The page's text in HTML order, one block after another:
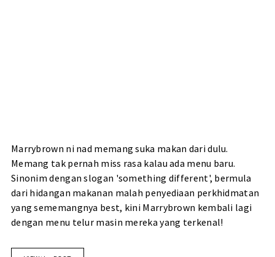
Marrybrown ni nad memang suka makan dari dulu.
Memang tak pernah miss rasa kalau ada menu baru.
Sinonim dengan slogan 'something different', bermula
dari hidangan makanan malah penyediaan perkhidmatan
yang sememangnya best, kini Marrybrown kembali lagi
dengan menu telur masin mereka yang terkenal!